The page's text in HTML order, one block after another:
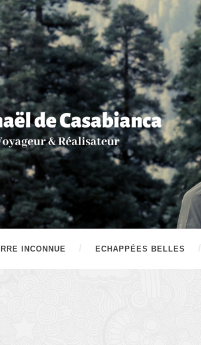
INCONNUE ECHAPPÉES BELLES